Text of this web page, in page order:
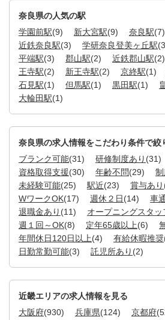
奈良県の人気の駅
学園前駅(9) 新大宮駅(9) 奈良駅(7)
近鉄奈良駅(3) 学研奈良登美ヶ丘駅
平端駅(3) 郡山駅(2) 近鉄郡山駅(2)
王寺駅(2) 新王寺駅(2) 京終駅(1)
石見駅(1) 但馬駅(1) 黒田駅(1)
大輪田駅(1)
奈良県の求人情報をこだわり条件で絞
ブランク可能(31) 研修制度あり (31)
資格取得支援(30) 年齢不問(29)
未経験可能(25) 駅近(23) 賞与あり
WワークOK(17) 週休２日(14) 車
退職金あり (11) オープニングスタッ
週１回～OK(8) 定年65歳以上(6)
年間休日120日以上(4) 有給休暇推奨
日勤常勤可能(3) 託児所あり (2)
近畿エリアの求人情報を見る
大阪府(930) 兵庫県(124) 京都府